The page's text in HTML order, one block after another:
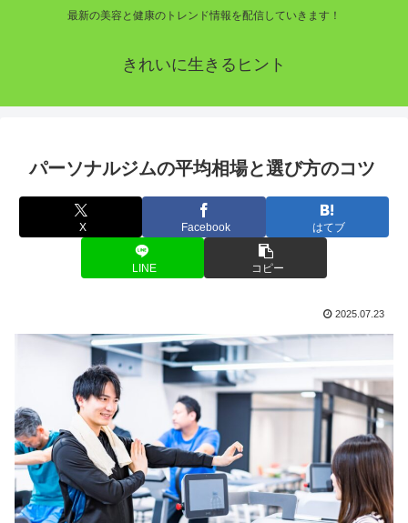
最新の美容と健康のトレンド情報を配信していきます！
きれいに生きるヒント
パーソナルジムの平均相場と選び方のコツ
X Facebook はてブ
LINE コピー
2025.07.23